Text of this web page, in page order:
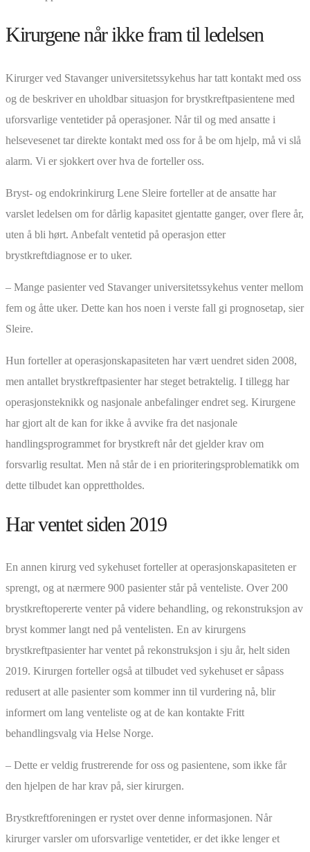
Kirurgene når ikke fram til ledelsen
Kirurger ved Stavanger universitetssykehus har tatt kontakt med oss
og de beskriver en uholdbar situasjon for brystkreftpasientene med
uforsvarlige ventetider på operasjoner. Når til og med ansatte i
helsevesenet tar direkte kontakt med oss for å be om hjelp, må vi slå
alarm. Vi er sjokkert over hva de forteller oss.
Bryst- og endokrinkirurg Lene Sleire forteller at de ansatte har
varslet ledelsen om for dårlig kapasitet gjentatte ganger, over flere år,
uten å bli hørt. Anbefalt ventetid på operasjon etter
brystkreftdiagnose er to uker.
– Mange pasienter ved Stavanger universitetssykehus venter mellom
fem og åtte uker. Dette kan hos noen i verste fall gi prognosetap, sier
Sleire.
Hun forteller at operasjonskapasiteten har vært uendret siden 2008,
men antallet brystkreftpasienter har steget betraktelig. I tillegg har
operasjonsteknikk og nasjonale anbefalinger endret seg. Kirurgene
har gjort alt de kan for ikke å avvike fra det nasjonale
handlingsprogrammet for brystkreft når det gjelder krav om
forsvarlig resultat. Men nå står de i en prioriteringsproblematikk om
dette tilbudet kan opprettholdes.
Har ventet siden 2019
En annen kirurg ved sykehuset forteller at operasjonskapasiteten er
sprengt, og at nærmere 900 pasienter står på venteliste. Over 200
brystkreftopererte venter på videre behandling, og rekonstruksjon av
bryst kommer langt ned på ventelisten. En av kirurgens
brystkreftpasienter har ventet på rekonstruksjon i sju år, helt siden
2019. Kirurgen forteller også at tilbudet ved sykehuset er såpass
redusert at alle pasienter som kommer inn til vurdering nå, blir
informert om lang venteliste og at de kan kontakte Fritt
behandlingsvalg via Helse Norge.
– Dette er veldig frustrerende for oss og pasientene, som ikke får
den hjelpen de har krav på, sier kirurgen.
Brystkreftforeningen er rystet over denne informasjonen. Når
kirurger varsler om uforsvarlige ventetider, er det ikke lenger et